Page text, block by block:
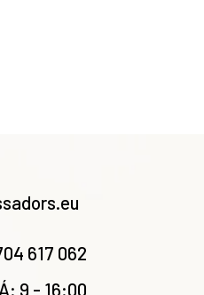
617 062
9 - 16:00